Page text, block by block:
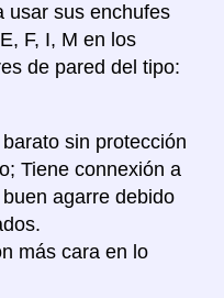
usar sus enchufes
F, I, M en los
de pared del tipo:
sin protección
Tiene connexión a
agarre debido
más cara en lo